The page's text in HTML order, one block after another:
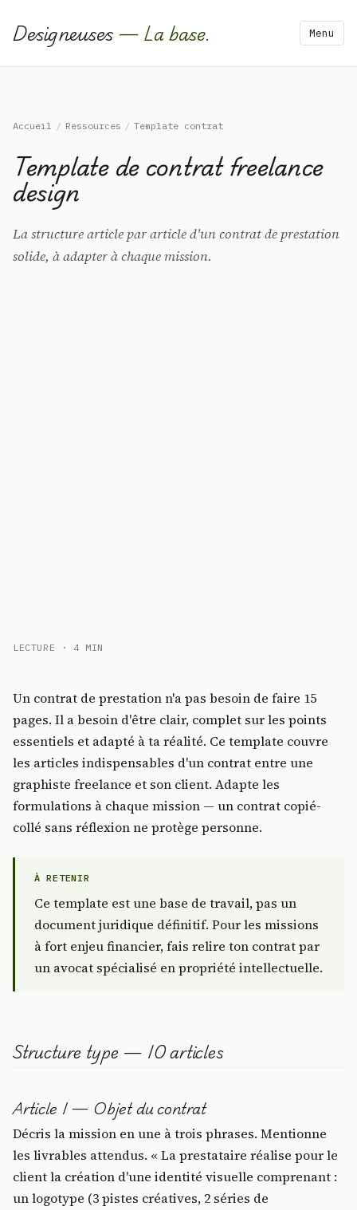
Designeuses — La base. Menu
Accueil / Ressources / Template contrat
Template de contrat freelance
design
La structure article par article d'un contrat de prestation
solide, à adapter à chaque mission.
LECTURE · 4 MIN
Un contrat de prestation n'a pas besoin de faire 15
pages. Il a besoin d'être clair, complet sur les points
essentiels et adapté à ta réalité. Ce template couvre
les articles indispensables d'un contrat entre une
graphiste freelance et son client. Adapte les
formulations à chaque mission — un contrat copié-
collé sans réflexion ne protège personne.
À RETENIR
Ce template est une base de travail, pas un
document juridique définitif. Pour les missions
à fort enjeu financier, fais relire ton contrat par
un avocat spécialisé en propriété intellectuelle.
Structure type — 10 articles
Article 1 — Objet du contrat
Décris la mission en une à trois phrases. Mentionne
les livrables attendus. « La prestataire réalise pour le
client la création d'une identité visuelle comprenant :
un logotype (3 pistes créatives, 2 séries de